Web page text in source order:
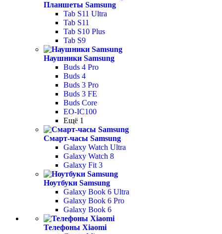
Планшеты Samsung
Tab S11 Ultra
Tab S11
Tab S10 Plus
Tab S9
Наушники Samsung
Buds 4 Pro
Buds 4
Buds 3 Pro
Buds 3 FE
Buds Core
EO-IC100
Ещё 1
Смарт-часы Samsung
Galaxy Watch Ultra
Galaxy Watch 8
Galaxy Fit 3
Ноутбуки Samsung
Galaxy Book 6 Ultra
Galaxy Book 6 Pro
Galaxy Book 6
Телефоны Xiaomi